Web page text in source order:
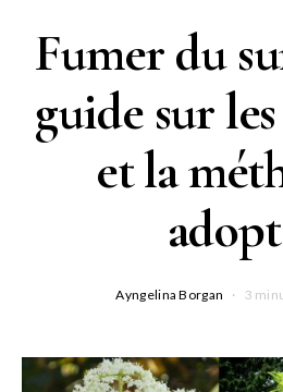
Fumer du
guide sur
et la
Ayngelina Borgan 3